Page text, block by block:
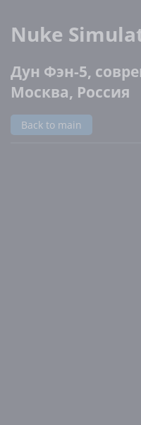
Nuke
Дун Фэн-5,
Москва, Россия
Back to main